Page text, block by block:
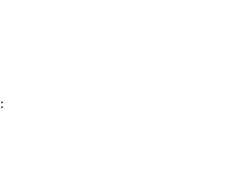
: